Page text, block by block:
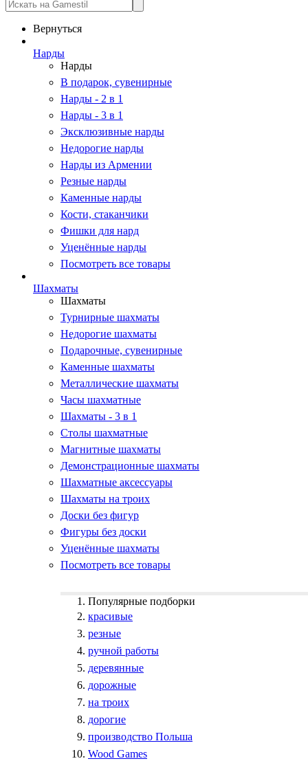
Вернуться
Нарды
Нарды
В подарок, сувенирные
Нарды - 2 в 1
Нарды - 3 в 1
Эксклюзивные нарды
Недорогие нарды
Нарды из Армении
Резные нарды
Каменные нарды
Кости, стаканчики
Фишки для нард
Уценённые нарды
Посмотреть все товары
Шахматы
Шахматы
Турнирные шахматы
Недорогие шахматы
Подарочные, сувенирные
Каменные шахматы
Металлические шахматы
Часы шахматные
Шахматы - 3 в 1
Столы шахматные
Магнитные шахматы
Демонстрационные шахматы
Шахматные аксессуары
Шахматы на троих
Доски без фигур
Фигуры без доски
Уценённые шахматы
Посмотреть все товары
Популярные подборки
красивые
резные
ручной работы
деревянные
дорожные
на троих
дорогие
производство Польша
Wood Games